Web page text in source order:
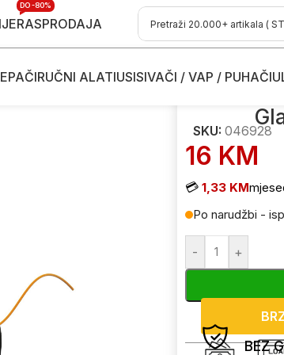
RASPRODAJA
DO -80%
RUČNI ALATIUSISIVAČI / VAP / PUHAČI
kose Dodaci i potrošni materijal za trimere
SKU: 046928
16 KM
💳 1,33 KM
Po narudžbi -
- +
BEZ